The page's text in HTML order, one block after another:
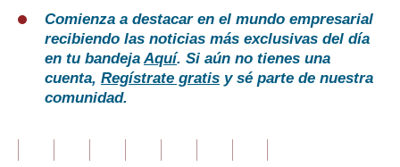
Comienza a destacar en el mundo empresarial
recibiendo las noticias más exclusivas del día
en tu bandejaAquí. Si aún no tienes una
cuenta, Regístrate gratis y sé parte de nuestra
comunidad.